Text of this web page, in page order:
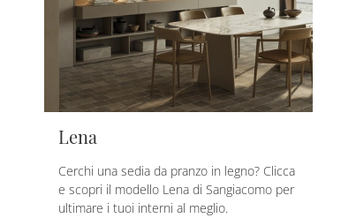
Lena
Cerchi una sedia da pranzo in legno? Clicca
e scopri il modello Lena di Sangiacomo per
ultimare i tuoi interni al meglio.